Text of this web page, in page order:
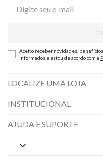
Aceito receber novidades,
informados e estou de acordo com a
LOCALIZE UMA LOJA
INSTITUCIONAL
Nossas Lojas
AJUDA E SUPORTE
Central de Preferências